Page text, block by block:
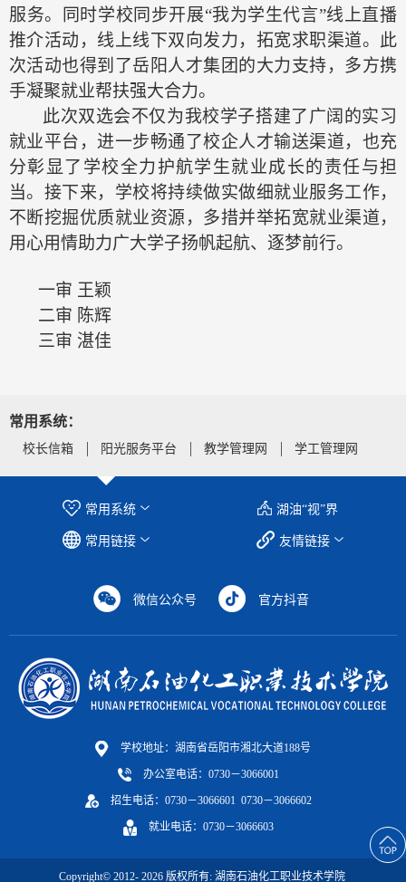
服务。同时学校同步开展“我为学生代言”线上直播
推介活动，线上线下双向发力，拓宽求职渠道。此
次活动也得到了岳阳人才集团的大力支持，多方携
手凝聚就业帮扶强大合力。
此次双选会不仅为我校学子搭建了广阔的实习
就业平台，进一步畅通了校企人才输送渠道，也充
分彰显了学校全力护航学生就业成长的责任与担
当。接下来，学校将持续做实做细就业服务工作，
不断挖掘优质就业资源，多措并举拓宽就业渠道，
用心用情助力广大学子扬帆起航、逐梦前行。
一审 王颖
二审 陈辉
三审 湛佳
常用系统：
校长信箱 阳光服务平台 教学管理网 学工管理网
湖油“视”界
常用系统
友情链接
常用链接
微信公众号 官方抖音
学校地址：湖南省岳阳市湘北大道188号
办公室电话：0730－3066001
招生电话：0730－3066601 0730－3066602
就业电话：0730－3066603
Copyright© 2012- 2026 版权所有: 湖南石油化工职业技术学院